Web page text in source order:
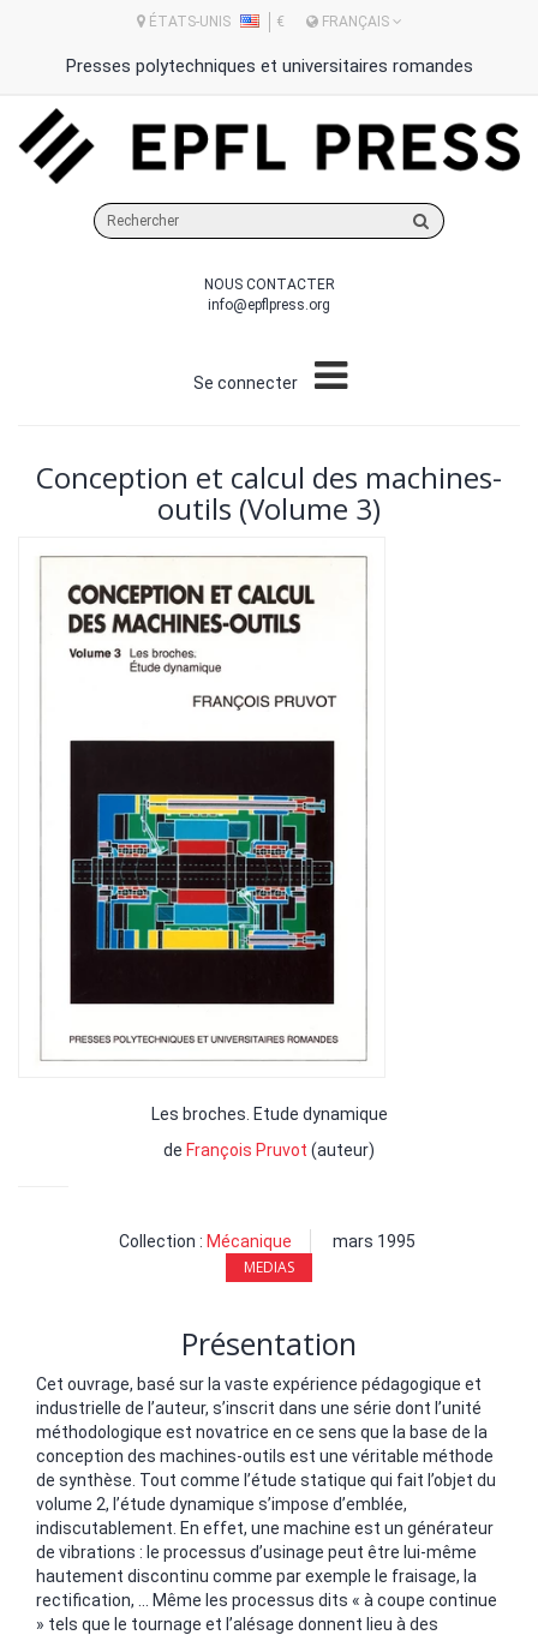
ÉTATS-UNIS € FRANÇAIS
Presses polytechniques et universitaires romandes
sur
site
NOUS CONTACTER
info@epflpress.org
Se connecter
Conception et calcul des machines-
outils (Volume 3)
Les broches. Etude dynamique
de François Pruvot (auteur)
Collection : Mécanique mars 1995
MEDIAS
Présentation
Cet ouvrage, basé sur la vaste expérience pédagogique et
industrielle de l’auteur, s’inscrit dans une série dont l’unité
méthodologique est novatrice en ce sens que la base de la
conception des machines-outils est une véritable méthode
de synthèse. Tout comme l’étude statique qui fait l’objet du
volume 2, l’étude dynamique s’impose d’emblée,
indiscutablement. En effet, une machine est un générateur
de vibrations : le processus d’usinage peut être lui-même
hautement discontinu comme par exemple le fraisage, la
rectification, ... Même les processus dits « à coupe continue
» tels que le tournage et l’alésage donnent lieu à des